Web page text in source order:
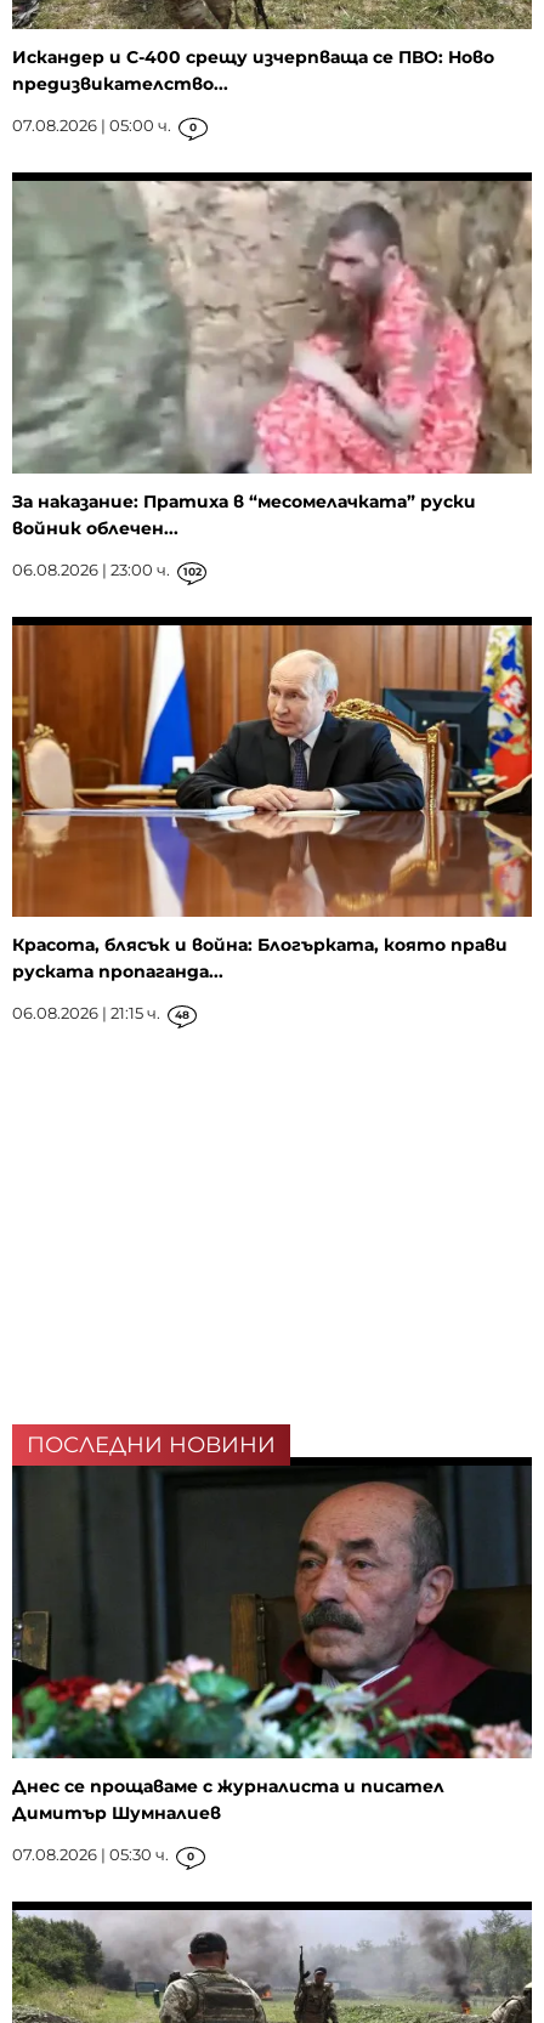
Искандер и С-400 срещу изчерпваща се ПВО: Ново
предизвикателство...
07.08.2026 | 05:00 ч. 0
За наказание: Пратиха в “месомелачката” руски
войник облечен...
06.08.2026 | 23:00 ч. 102
Красота, блясък и война: Блогърката, която прави
руската пропаганда...
06.08.2026 | 21:15 ч. 48
ПОСЛЕДНИ НОВИНИ
Днес се прощаваме с журналиста и писател
Димитър Шумналиев
07.08.2026 | 05:30 ч. 0